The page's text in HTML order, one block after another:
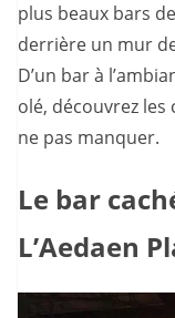
plus beaux bars
derrière un mur
D’un bar à
olé, découvrez les
ne pas manquer.
Le bar
L’Aedaen